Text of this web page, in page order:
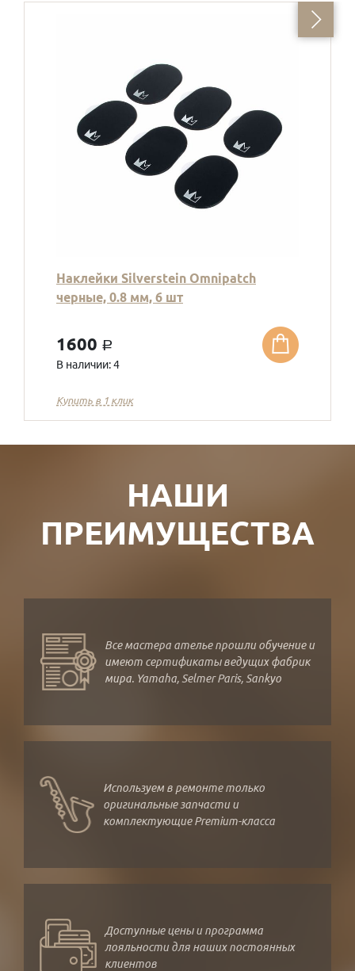
Наклейки Silverstein Omnipatch
черные, 0.8 мм, 6 шт
1600 a
В наличии: 4
Купить в 1 клик
НАШИ
ПРЕИМУЩЕСТВА
Все мастера ателье прошли обучение и
имеют сертификаты ведущих фабрик
мира. Yamaha, Selmer Paris, Sankyo
Используем в ремонте только
оригинальные запчасти и
комплектующие Premium-класса
Доступные цены и программа
лояльности для наших постоянных
клиентов